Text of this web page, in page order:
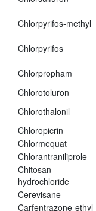
Chlorpyrifos-methyl
Chlorpyrifos
Chlorpropham
Chlorotoluron
Chlorothalonil
Chloropicrin
Chlormequat
Chlorantraniliprole
Chitosan
hydrochloride
Cerevisane
Carfentrazone-ethyl